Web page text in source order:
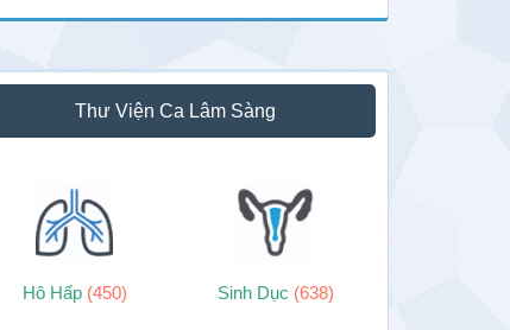
Thư Viện Ca Lâm Sàng
Hô Hấp (450) Sinh Dục (638)